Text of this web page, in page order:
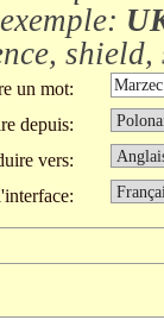
shield,
un mot:
depuis:
vers: